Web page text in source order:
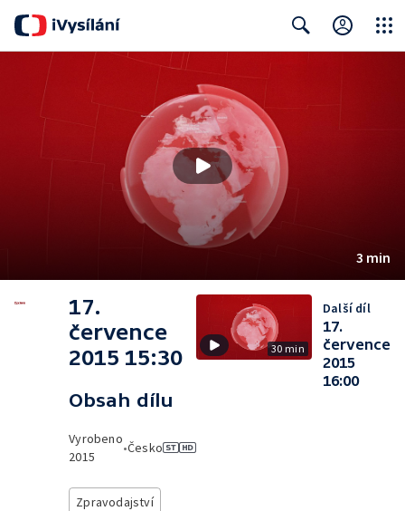
3 min
17.
července
2015 15:30
Obsah dílu
Vyrobeno
2015
•Česko
Zpravodajství
30 min
Další díl
17.
července
2015
16:00